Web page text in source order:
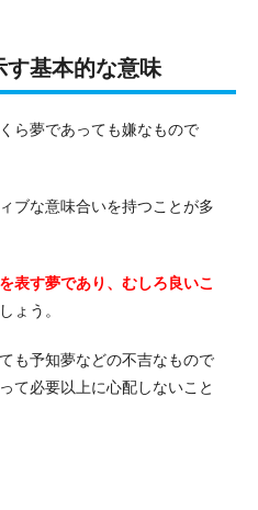
す基本的な意味
ら夢であっても嫌なもので
ブな意味合いを持つことが多
表す夢であり、むしろ良いこ
ょう。
も予知夢などの不吉なもので
て必要以上に心配しないこと